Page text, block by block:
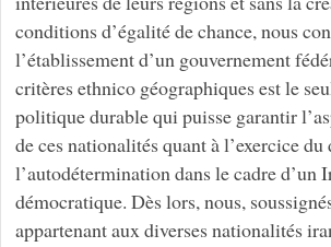
conditions d’égalité de chance, nous
l’établissement d’un gouvernement
critères ethnico géographiques est le
politique durable qui puisse garantir
de ces nationalités quant à l’exercice du
l’autodétermination dans le cadre d’un
démocratique. Dès lors, nous,
appartenant aux diverses nationalités